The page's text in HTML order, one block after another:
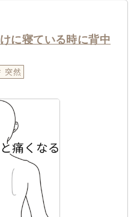
に寝ている時に背中
突然